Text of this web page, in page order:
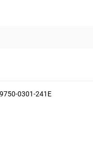
0301-241E